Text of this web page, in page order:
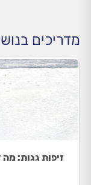
מדריכים
זיפות גגות: